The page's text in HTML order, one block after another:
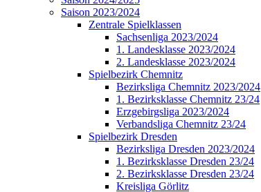
Saison 2023/2024
Zentrale Spielklassen
Sachsenliga 2023/2024
1. Landesklasse 2023/2024
2. Landesklasse 2023/2024
Spielbezirk Chemnitz
Bezirksliga Chemnitz 2023/2024
1. Bezirksklasse Chemnitz 23/24
Erzgebirgsliga 2023/2024
Verbandsliga Chemnitz 23/24
Spielbezirk Dresden
Bezirksliga Dresden 2023/2024
1. Bezirksklasse Dresden 23/24
2. Bezirksklasse Dresden 23/24
Kreisliga Görlitz